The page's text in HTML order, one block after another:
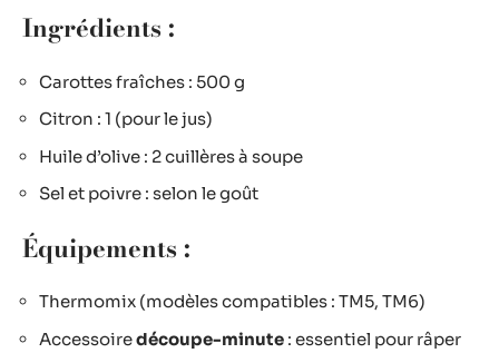
Ingrédients :
Carottes fraîches : 500 g
Citron : 1 (pour le jus)
Huile d’olive : 2 cuillères à soupe
Sel et poivre : selon le goût
Équipements :
Thermomix (modèles compatibles : TM5, TM6)
Accessoiredécoupe-minute : essentiel pour râper